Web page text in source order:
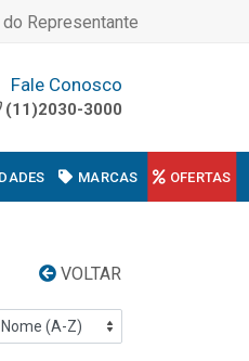
do Representante
Fale Conosco
(11)2030-3000
MARCAS OFERTAS
VOLTAR